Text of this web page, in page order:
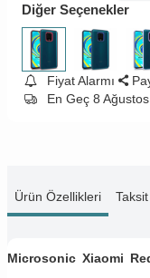
Diğer Seçenekler
Fiyat Alarmı
En Geç 8
Ürün Özellikleri
Microsonic Xiaomi